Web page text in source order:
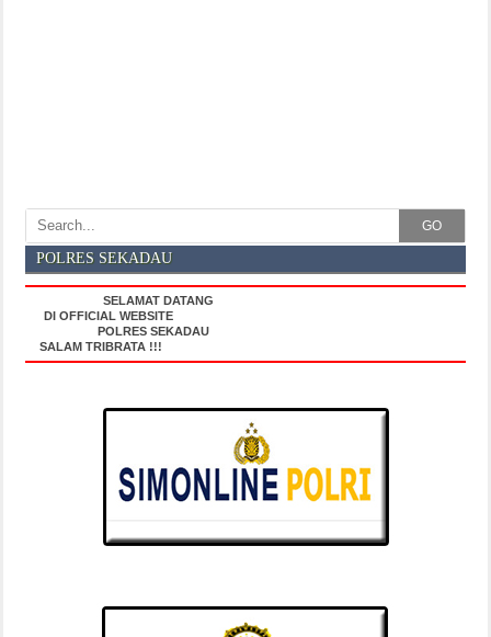
GO
POLRES SEKADAU
SELAMAT DATANG
DI OFFICIAL WEBSITE
POLRES SEKADAU
SALAM TRIBRATA !!!